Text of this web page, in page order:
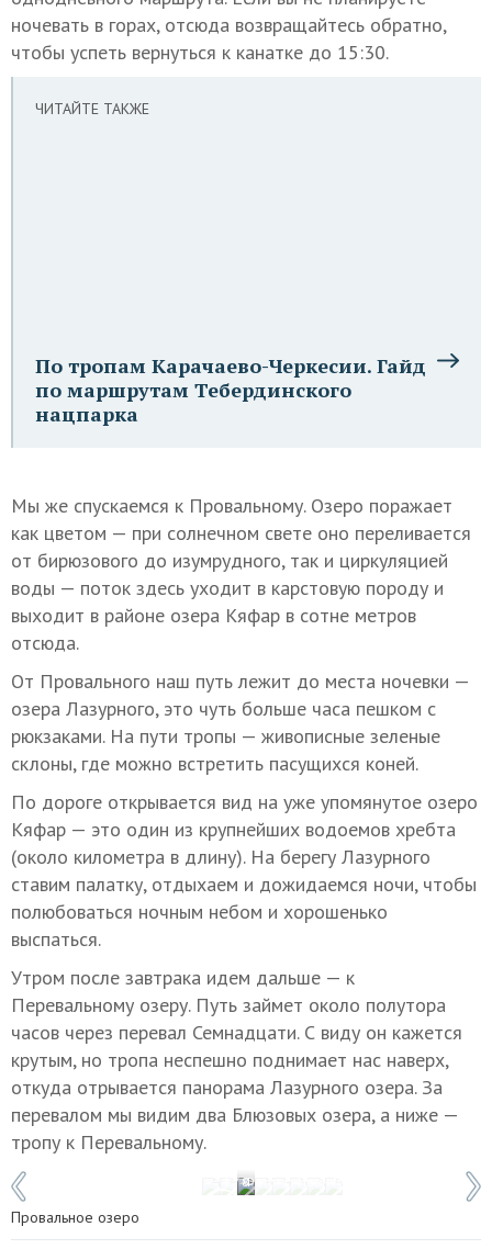
ночевать в горах, отсюда возвращайтесь обратно,
чтобы успеть вернуться к канатке до 15:30.
ЧИТАЙТЕ ТАКЖЕ
По тропам Карачаево-Черкесии. Гайд
по маршрутам Тебердинского
нацпарка
Мы же спускаемся к Провальному. Озеро поражает
как цветом — при солнечном свете оно переливается
от бирюзового до изумрудного, так и циркуляцией
воды — поток здесь уходит в карстовую породу и
выходит в районе озера Кяфар в сотне метров
отсюда.
От Провального наш путь лежит до места ночевки —
озера Лазурного, это чуть больше часа пешком с
рюкзаками. На пути тропы — живописные зеленые
склоны, где можно встретить пасущихся коней.
По дороге открывается вид на уже упомянутое озеро
Кяфар — это один из крупнейших водоемов хребта
(около километра в длину). На берегу Лазурного
ставим палатку, отдыхаем и дожидаемся ночи, чтобы
полюбоваться ночным небом и хорошенько
выспаться.
Утром после завтрака идем дальше — к
Перевальному озеру. Путь займет около полутора
часов через перевал Семнадцати. С виду он кажется
крутым, но тропа неспешно поднимает нас наверх,
откуда отрывается панорама Лазурного озера. За
перевалом мы видим два Блюзовых озера, а ниже —
тропу к Перевальному.
Фото: © Иван Губский/ТАСС
1 / 8
Провальное озеро